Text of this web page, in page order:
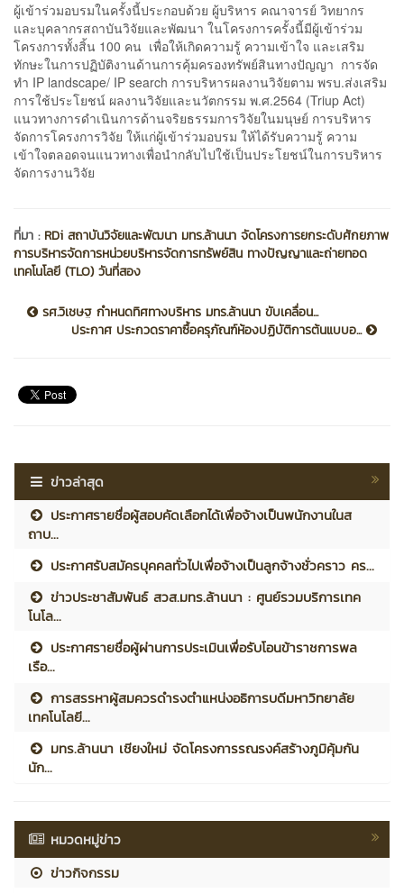
ผู้เข้าร่วมอบรมในครั้งนี้ประกอบด้วย ผู้บริหาร คณาจารย์ วิทยากร
และบุคลากรสถาบันวิจัยและพัฒนา ในโครงการครั้งนี้มีผู้เข้าร่วม
โครงการทั้งสิ้น 100 คน เพื่อให้เกิดความรู้ ความเข้าใจ และเสริม
ทักษะในการปฏิบัติงานด้านการคุ้มครองทรัพย์สินทางปัญญา การจัด
ทำ IP landscape/ IP search การบริหารผลงานวิจัยตาม พรบ.ส่งเสริม
การใช้ประโยชน์ ผลงานวิจัยและนวัตกรรม พ.ศ.2564 (Triup Act)
แนวทางการดำเนินการด้านจริยธรรมการวิจัยในมนุษย์ การบริหาร
จัดการโครงการวิจัย ให้แก่ผู้เข้าร่วมอบรม ให้ได้รับความรู้ ความ
เข้าใจตลอดจนแนวทางเพื่อนำกลับไปใช้เป็นประโยชน์ในการบริหาร
จัดการงานวิจัย
ที่มา : RDi สถาบันวิจัยและพัฒนา มทร.ล้านนา จัดโครงการยกระดับศักยภาพ
การบริหารจัดการหน่วยบริหารจัดการทรัพย์สิน ทางปัญญาและถ่ายทอด
เทคโนโลยี (TLO) วันที่สอง
รศ.วิเชษฐ กำหนดทิศทางบริหาร มทร.ล้านนา ขับเคลื่อน...
ประกาศ ประกวดราคาซื้อครุภัณฑ์ห้องปฏิบัติการต้นแบบอ...
ข่าวล่าสุด
ประกาศรายชื่อผู้สอบคัดเลือกได้เพื่อจ้างเป็นพนักงานในส
ถาบ...
ประกาศรับสมัครบุคคลทั่วไปเพื่อจ้างเป็นลูกจ้างชั่วคราว คร...
ข่าวประชาสัมพันธ์ สวส.มทร.ล้านนา : ศูนย์รวมบริการเทค
โนโล...
ประกาศรายชื่อผู้ผ่านการประเมินเพื่อรับโอนข้าราชการพล
เรือ...
การสรรหาผู้สมควรดำรงตำแหน่งอธิการบดีมหาวิทยาลัย
เทคโนโลยี...
มทร.ล้านนา เชียงใหม่ จัดโครงการรณรงค์สร้างภูมิคุ้มกัน
นัก...
หมวดหมู่ข่าว
ข่าวกิจกรรม